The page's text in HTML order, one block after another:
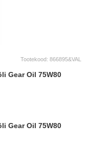
Tootekood: 866895&VAL